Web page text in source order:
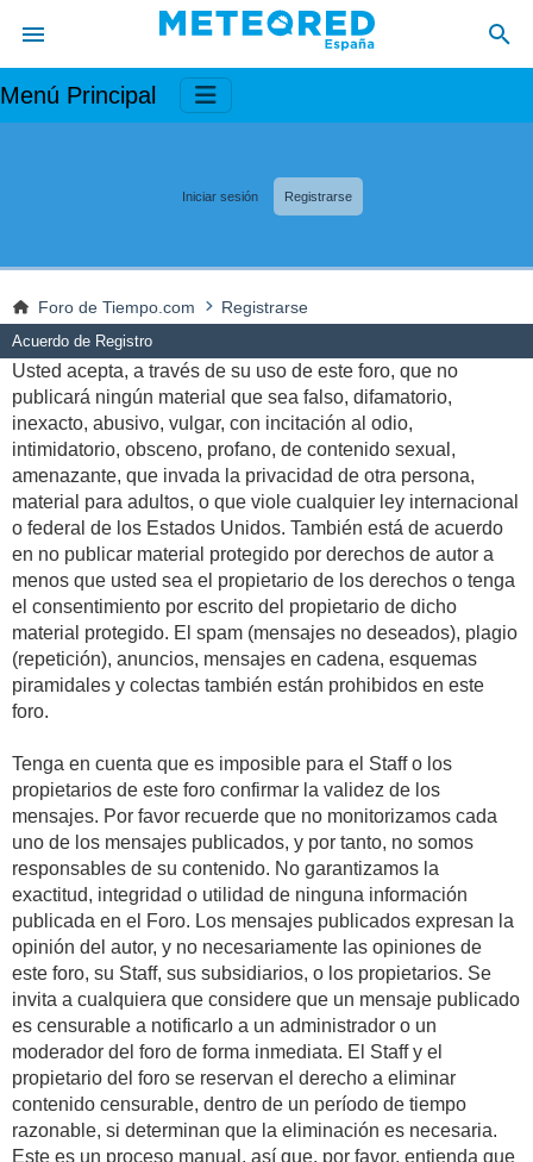
Menú Principal
Iniciar sesión Registrarse
Foro de Tiempo.com Registrarse
Acuerdo de Registro
Usted acepta, a través de su uso de este foro, que no
publicará ningún material que sea falso, difamatorio,
inexacto, abusivo, vulgar, con incitación al odio,
intimidatorio, obsceno, profano, de contenido sexual,
amenazante, que invada la privacidad de otra persona,
material para adultos, o que viole cualquier ley internacional
o federal de los Estados Unidos. También está de acuerdo
en no publicar material protegido por derechos de autor a
menos que usted sea el propietario de los derechos o tenga
el consentimiento por escrito del propietario de dicho
material protegido. El spam (mensajes no deseados), plagio
(repetición), anuncios, mensajes en cadena, esquemas
piramidales y colectas también están prohibidos en este
foro.
Tenga en cuenta que es imposible para el Staff o los
propietarios de este foro confirmar la validez de los
mensajes. Por favor recuerde que no monitorizamos cada
uno de los mensajes publicados, y por tanto, no somos
responsables de su contenido. No garantizamos la
exactitud, integridad o utilidad de ninguna información
publicada en el Foro. Los mensajes publicados expresan la
opinión del autor, y no necesariamente las opiniones de
este foro, su Staff, sus subsidiarios, o los propietarios. Se
invita a cualquiera que considere que un mensaje publicado
es censurable a notificarlo a un administrador o un
moderador del foro de forma inmediata. El Staff y el
propietario del foro se reservan el derecho a eliminar
contenido censurable, dentro de un período de tiempo
razonable, si determinan que la eliminación es necesaria.
Este es un proceso manual, así que, por favor, entienda que